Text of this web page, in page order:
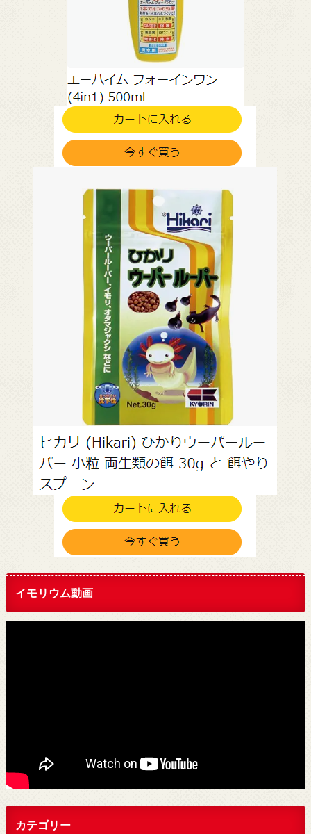
イモリウム動画
カテゴリー